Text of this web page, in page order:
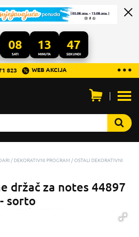
08
SATI
13
MINUTA
47
SEKUNDI
...
● ● ●
823 WEB AKCIJA
DEKORATIVNI PROGRAM
OSTALI DEKORATIVNI
držač za notes 44897
sorto